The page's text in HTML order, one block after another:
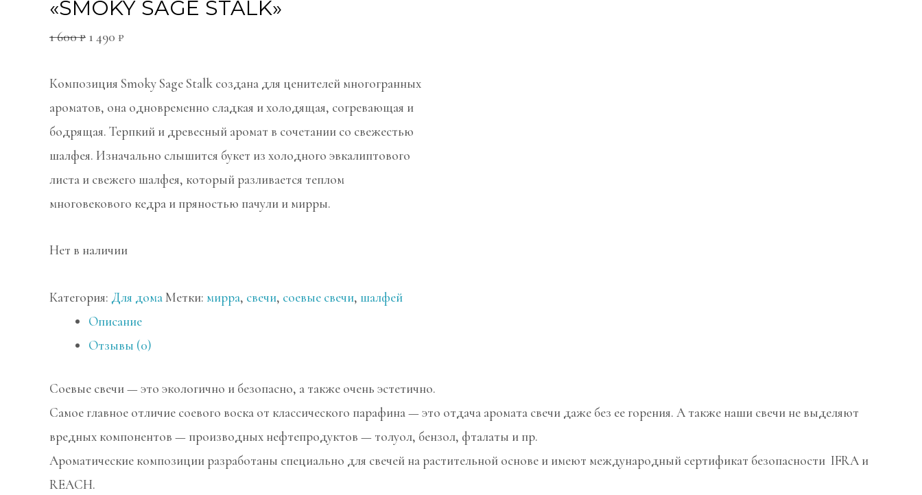
«SMOKY SAGE STALK»
1 600₽ 1 490 ₽
Композиция Smoky Sage Stalk создана для ценителей многогранных
ароматов, она одновременно сладкая и холодящая, согревающая и
бодрящая. Терпкий и древесный аромат в сочетании со свежестью
шалфея. Изначально слышится букет из холодного эвкалиптового
листа и свежего шалфея, который разливается теплом
многовекового кедра и пряностью пачули и мирры.
Нет в наличии
Категория: Для дома Метки: мирра, свечи, соевые свечи, шалфей
Описание
Отзывы (0)
Соевые свечи — это экологично и безопасно, а также очень эстетично.
Самое главное отличие соевого воска от классического парафина — это отдача аромата свечи даже без ее горения. А также наши свечи не выделяют
вредных компонентов — производных нефтепродуктов — толуол, бензол, фталаты и пр.
Ароматические композиции разработаны специально для свечей на растительной основе и имеют международный сертификат безопасности IFRA и
REACH.